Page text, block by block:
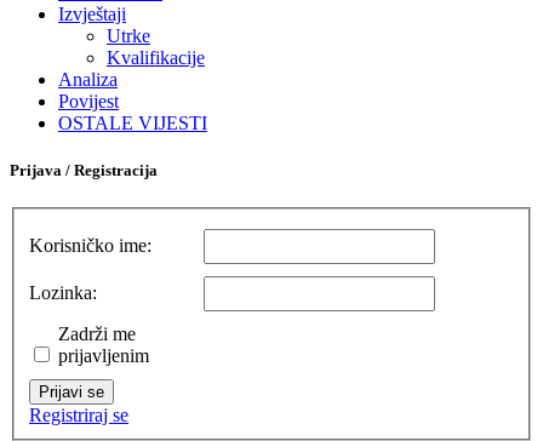
Izvještaji
Utrke
Kvalifikacije
Analiza
Povijest
OSTALE VIJESTI
Prijava / Registracija
Korisničko ime:
Lozinka:
Zadrži me
prijavljenim
Prijavi se
Registriraj se